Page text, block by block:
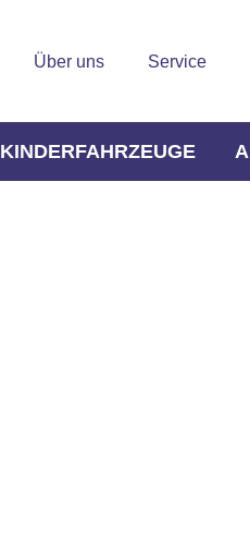
Über uns Service
KINDERFAHRZEUGE